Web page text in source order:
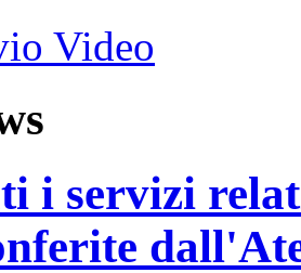
Video
i servizi